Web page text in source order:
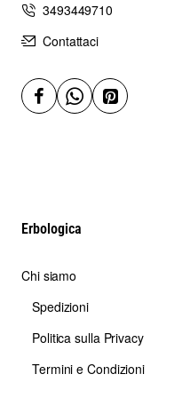
3493449710
Contattaci
Erbologica
Chi siamo
Spedizioni
Politica sulla Privacy
Termini e Condizioni